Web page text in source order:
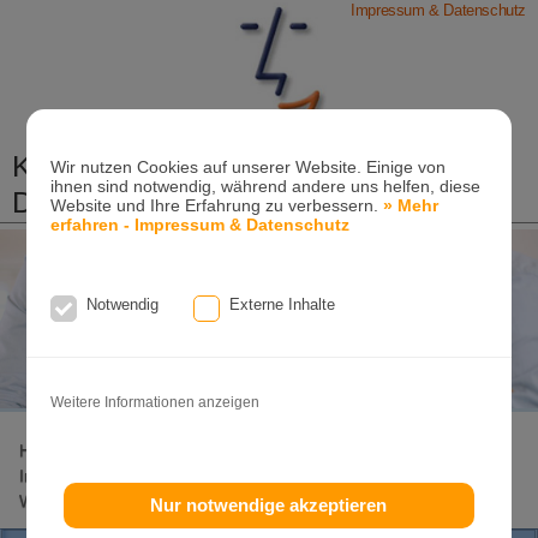
Wir nutzen Cookies auf unserer Website. Einige von
ihnen sind notwendig, während andere uns helfen, diese
Website und Ihre Erfahrung zu verbessern.» Mehr
erfahren - Impressum & Datenschutz
Notwendig Externe Inhalte
Weitere Informationen anzeigen
Nur notwendige akzeptieren
Impressum & Datenschutz
Kieferorthopädische Praxis
Dr. Konik & Kollegen
Zahn- und Kieferregulierungen für Kinder und
Ganzheitliche-Kieferorthopädie
Erwachsenen-Kieferorthopädie
Home
Invisalign-Teen
Weitere Seiten